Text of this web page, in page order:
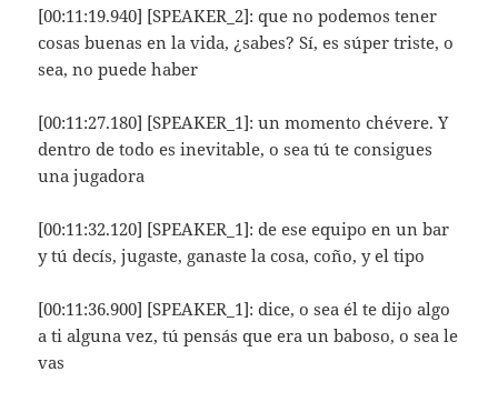
[00:11:19.940] [SPEAKER_2]: que no podemos tener
cosas buenas en la vida, ¿sabes? Sí, es súper triste, o
sea, no puede haber
[00:11:27.180] [SPEAKER_1]: un momento chévere. Y
dentro de todo es inevitable, o sea tú te consigues
una jugadora
[00:11:32.120] [SPEAKER_1]: de ese equipo en un bar
y tú decís, jugaste, ganaste la cosa, coño, y el tipo
[00:11:36.900] [SPEAKER_1]: dice, o sea él te dijo algo
a ti alguna vez, tú pensás que era un baboso, o sea le
vas